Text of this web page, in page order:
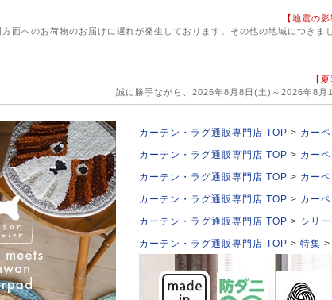
【地震の
面へのお荷物のお届けに遅れが発生しております。その他の地域につき
【
誠に勝手ながら、2026年8月8日(土)～2026年8
カーテン・ラグ通販専門店 TOP カーペ
カーテン・ラグ通販専門店 TOP
カーペ
カーテン・ラグ通販専門店 TOP
カーペ
カーテン・ラグ通販専門店 TOP
カーペ
カーテン・ラグ通販専門店 TOP
シリ
カーテン・ラグ通販専門店 TOP
特集